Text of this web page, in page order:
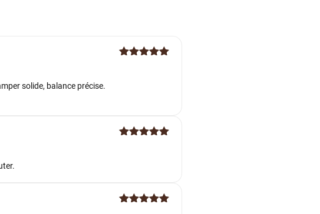
solide, balance précise.